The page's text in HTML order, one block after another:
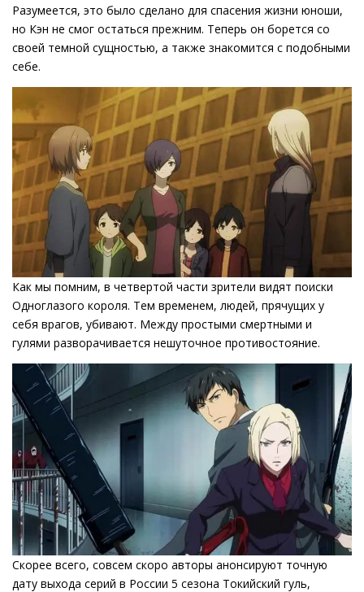
Разумеется, это было сделано для спасения жизни юноши,
но Кэн не смог остаться прежним. Теперь он борется со
своей темной сущностью, а также знакомится с подобными
себе.
Как мы помним, в четвертой части зрители видят поиски
Одноглазого короля. Тем временем, людей, прячущих у
себя врагов, убивают. Между простыми смертными и
гулями разворачивается нешуточное противостояние.
Скорее всего, совсем скоро авторы анонсируют точную
дату выхода серий в России 5 сезона Токийский гуль,